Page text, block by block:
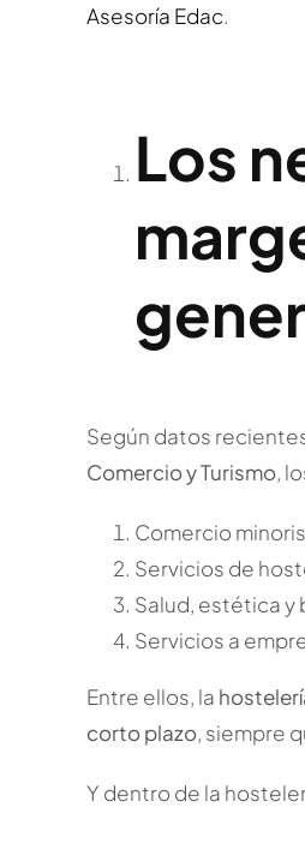
Asesoría Edac.
Los
Según datos
Comercio y Turismo,
Comercio
Servicios de
Salud, estética y
Servicios a
Entre ellos, la
corto plazo, siempre
Y dentro de la